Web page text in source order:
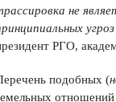
не
РГО,
подобных (